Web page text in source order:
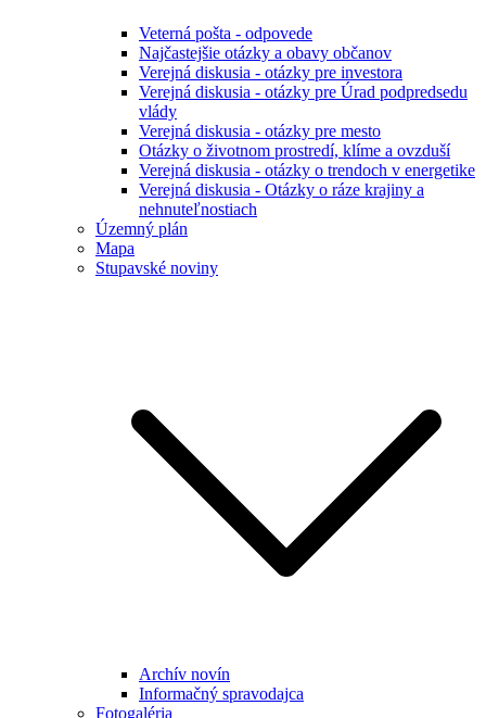
Veterná pošta - odpovede
Najčastejšie otázky a obavy občanov
Verejná diskusia - otázky pre investora
Verejná diskusia - otázky pre Úrad podpredsedu
vlády
Verejná diskusia - otázky pre mesto
Otázky o životnom prostredí, klíme a ovzduší
Verejná diskusia - otázky o trendoch v energetike
Verejná diskusia - Otázky o ráze krajiny a
nehnuteľnostiach
Územný plán
Mapa
Stupavské noviny
Archív novín
Informačný spravodajca
Fotogaléria